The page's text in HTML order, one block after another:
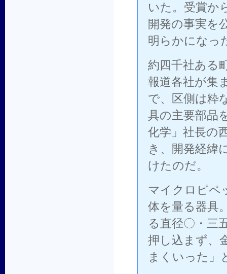
いた。受賞か
開発の事実を
明らかになっ
約四千社ある
報道各社が集
で、区側は粋
具の主要部品
化学」社長の
き、開発経緯
けたのだ。
マイクロピペ
体を量る器具
る直径〇・三
押し込まず、
まくいった」